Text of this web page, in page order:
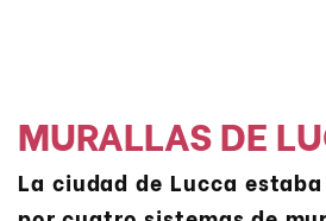
MURALLAS DE
La ciudad de Lucca